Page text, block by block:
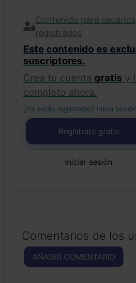
Contenido para usuarios
registrados
Este contenido es
suscriptores.
Crea tu cuenta gratis y
completo ahora.
¿Ya estás registrado? Inicia
Regístrate gratis
Iniciar sesión
Comentarios de los
AÑADIR COMENTARIO